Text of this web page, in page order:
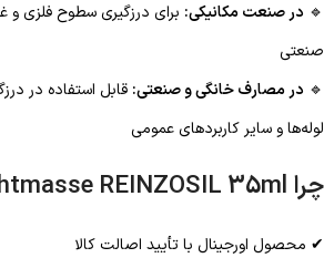
🔹 در صنعت مکانیکی: برای درزگیری سطوح فلزی و
صنعتی
🔹 در مصارف خانگی و صنعتی: قابل استفاده در
لوله‌ها و سایر کاربردهای عمومی
چرا Dichtmasse REINZOSIL 35ml؟
✔ محصول اورجینال با تأیید اصالت کالا